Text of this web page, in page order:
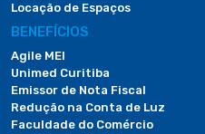
Locação de Espaços
BENEFÍCIOS
Agile MEI
Unimed Curitiba
Emissor de Nota Fiscal
Redução na Conta de Luz
Faculdade do Comércio